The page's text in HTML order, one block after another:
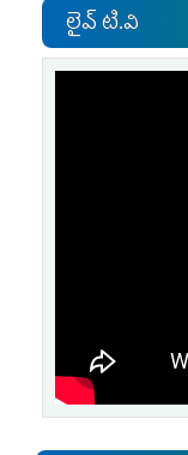
లైవ్ టి.వి